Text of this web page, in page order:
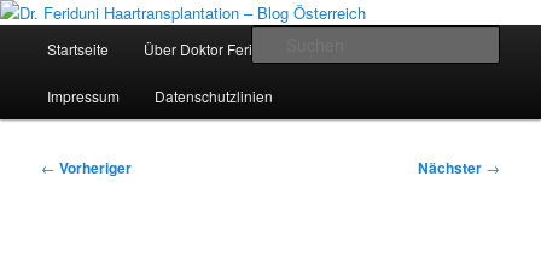
Zum
springenDr. Feriduni Haartransplantation –
Videos, Ergebnisse, Bilder
Startseite Über Doktor Feriduni und Team
Impressum Datenschutzlinien
Beitragsnavigation
← Vorheriger Nächster →